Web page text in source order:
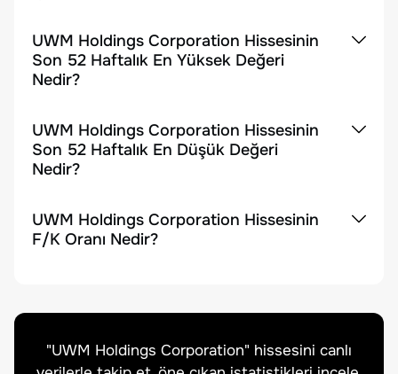
UWM Holdings Corporation Hissesinin
Son 52 Haftalık En Yüksek Değeri
Nedir?
UWM Holdings Corporation Hissesinin
Son 52 Haftalık En Düşük Değeri
Nedir?
UWM Holdings Corporation Hissesinin
F/K Oranı Nedir?
"UWM Holdings Corporation" hissesini canlı